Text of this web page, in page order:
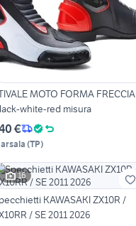
MOTO FORMA FRECCIA
white-red misura
€
(TP)
16
KAWASAKI ZX10R /
/ SE 2011 2026